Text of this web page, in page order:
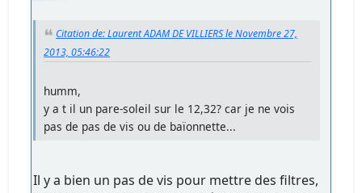
Citation de: Laurent ADAM DE VILLIERS le Novembre 27,
2013, 05:46:22
humm,
y a t il un pare-soleil sur le 12,32? car je ne vois
pas de pas de vis ou de baïonnette...
Il y a bien un pas de vis pour mettre des filtres,